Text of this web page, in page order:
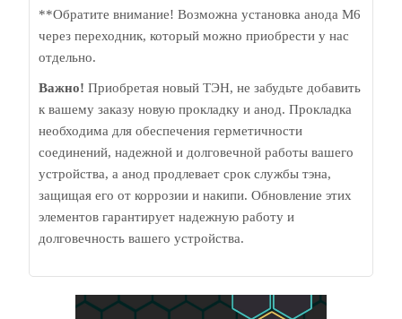
**Обратите внимание! Возможна установка анода М6
через переходник, который можно приобрести у нас
отдельно.
Важно! Приобретая новый ТЭН, не забудьте добавить
к вашему заказу новую прокладку и анод. Прокладка
необходима для обеспечения герметичности
соединений, надежной и долговечной работы вашего
устройства, а анод продлевает срок службы тэна,
защищая его от коррозии и накипи. Обновление этих
элементов гарантирует надежную работу и
долговечность вашего устройства.